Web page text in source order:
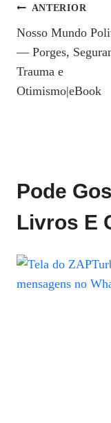
De
Post
ANTERIOR
Nosso Mundo
— Porges,
Trauma e
Otimismo|eBook
Pode
Livros E